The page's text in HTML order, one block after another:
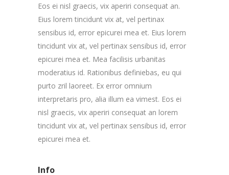
Eos ei nisl graecis, vix aperiri consequat an.
Eius lorem tincidunt vix at, vel pertinax
sensibus id, error epicurei mea et. Eius lorem
tincidunt vix at, vel pertinax sensibus id, error
epicurei mea et. Mea facilisis urbanitas
moderatius id. Rationibus definiebas, eu qui
purto zril laoreet. Ex error omnium
interpretaris pro, alia illum ea vimest. Eos ei
nisl graecis, vix aperiri consequat an lorem
tincidunt vix at, vel pertinax sensibus id, error
epicurei mea et.
Info